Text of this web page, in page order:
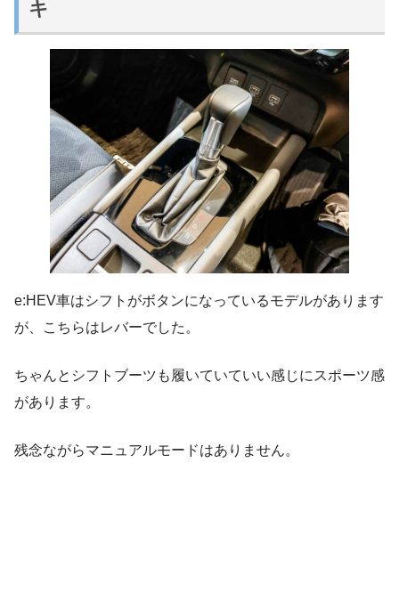
キ
e:HEV車はシフトがボタンになっているモデルがあります
が、こちらはレバーでした。
ちゃんとシフトブーツも履いていていい感じにスポーツ感
があります。
残念ながらマニュアルモードはありません。